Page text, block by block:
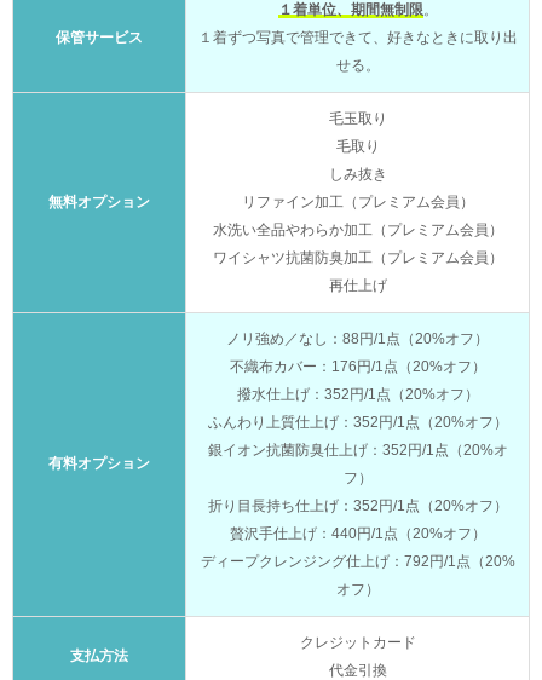
保管サービス
１着単位、期間無制限。
１着ずつ写真で管理できて、好きなときに取り出
せる。
無料オプション
毛玉取り
毛取り
しみ抜き
リファイン加工（プレミアム会員）
水洗い全品やわらか加工（プレミアム会員）
ワイシャツ抗菌防臭加工（プレミアム会員）
再仕上げ
有料オプション
ノリ強め／なし：88円/1点（20%オフ）
不織布カバー：176円/1点（20%オフ）
撥水仕上げ：352円/1点（20%オフ）
ふんわり上質仕上げ：352円/1点（20%オフ）
銀イオン抗菌防臭仕上げ：352円/1点（20%オ
フ）
折り目長持ち仕上げ：352円/1点（20%オフ）
贅沢手仕上げ：440円/1点（20%オフ）
ディープクレンジング仕上げ：792円/1点（20%
オフ）
支払方法
クレジットカード
代金引換